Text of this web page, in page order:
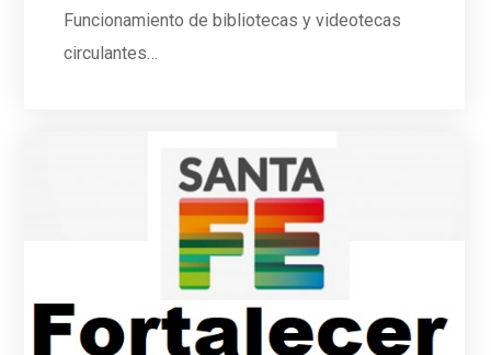
Funcionamiento de bibliotecas y videotecas
circulantes…